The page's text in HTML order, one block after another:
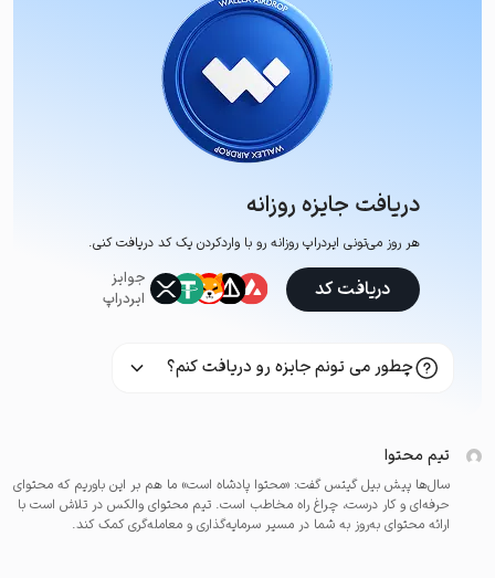
دریافت جایزه روزانه
هر روز می‌تونی ایردراپ روزانه رو با وارد‌کردن یک کد دریافت کنی.
جوایز
ایردراپ
دریافت کد
چطور می تونم جایزه رو دریافت کنم؟
تیم محتوا
سال‌ها پیش بیل گیتس گفت: «محتوا پادشاه است» ما هم بر این باوریم که محتوای
حرفه‌ای و کار درست، چراغ راه مخاطب است. تیم محتوای والکس در تلاش است با
ارائه محتوای به‌روز به شما در مسیر سرمایه‌گذاری و معامله‌گری کمک کند.